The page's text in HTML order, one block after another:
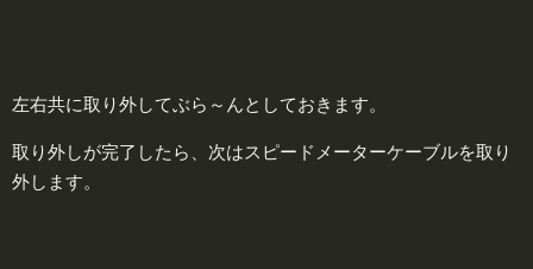
左右共に取り外してぶら～んとしておきます。
取り外しが完了したら、次はスピードメーターケーブルを取り
外します。